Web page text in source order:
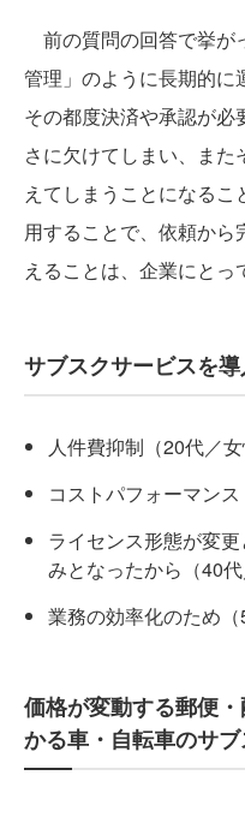
前の質問の回答で挙が
管理」のように長期的に
その都度決済や承認が
さに欠けてしまい、ま
えてしまうことになる
用することで、依頼か
えることは、企業にとっ
サブスクサービスを
人件費抑制（20代／女
コストパフォーマンス
ライセンス形態が変
みとなったから（40代
業務の効率化のため（
価格が変動する郵便
かる車・自転車のサ